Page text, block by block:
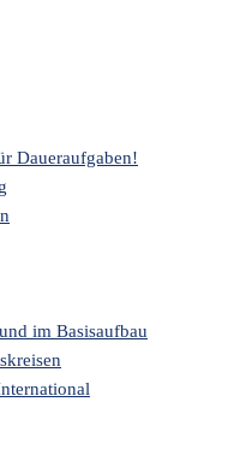
Daueraufgaben!
im Basisaufbau